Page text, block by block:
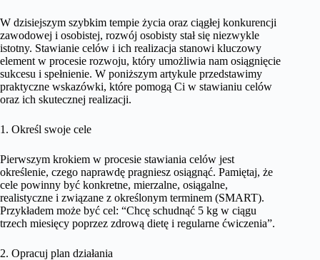
W dzisiejszym szybkim tempie życia oraz ciągłej konkurencji
zawodowej i osobistej, rozwój osobisty stał się niezwykle
istotny. Stawianie celów i ich realizacja stanowi kluczowy
element w procesie rozwoju, który umożliwia nam osiągnięcie
sukcesu i spełnienie. W poniższym artykule przedstawimy
praktyczne wskazówki, które pomogą Ci w stawianiu celów
oraz ich skutecznej realizacji.
1. Określ swoje cele
Pierwszym krokiem w procesie stawiania celów jest
określenie, czego naprawdę pragniesz osiągnąć. Pamiętaj, że
cele powinny być konkretne, mierzalne, osiągalne,
realistyczne i związane z określonym terminem (SMART).
Przykładem może być cel: “Chcę schudnąć 5 kg w ciągu
trzech miesięcy poprzez zdrową dietę i regularne ćwiczenia”.
2. Opracuj plan działania